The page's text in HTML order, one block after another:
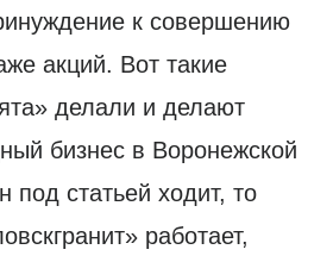
к совершению
акций. Вот такие
делали и делают
бизнес в Воронежской
под статьей ходит, то
работает,